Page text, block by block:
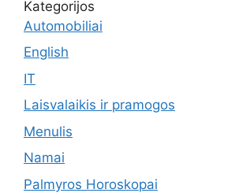
Kategorijos
Automobiliai
English
IT
Laisvalaikis ir pramogos
Menulis
Namai
Palmyros Horoskopai